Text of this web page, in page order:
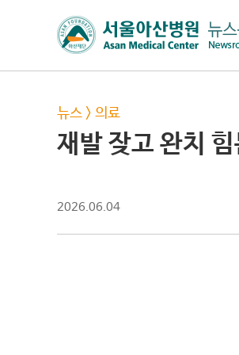
뉴스 > 의료
재발 잦고 완치 힘
2026.06.04